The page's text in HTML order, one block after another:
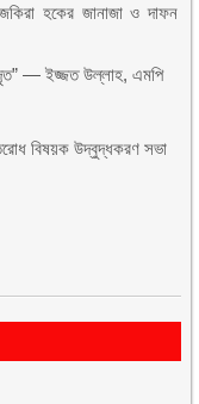
হকের জানাজা ও দাফন
— ইজ্জত উল্লাহ, এমপি
বিষয়ক উদ্বুদ্ধকরণ সভা